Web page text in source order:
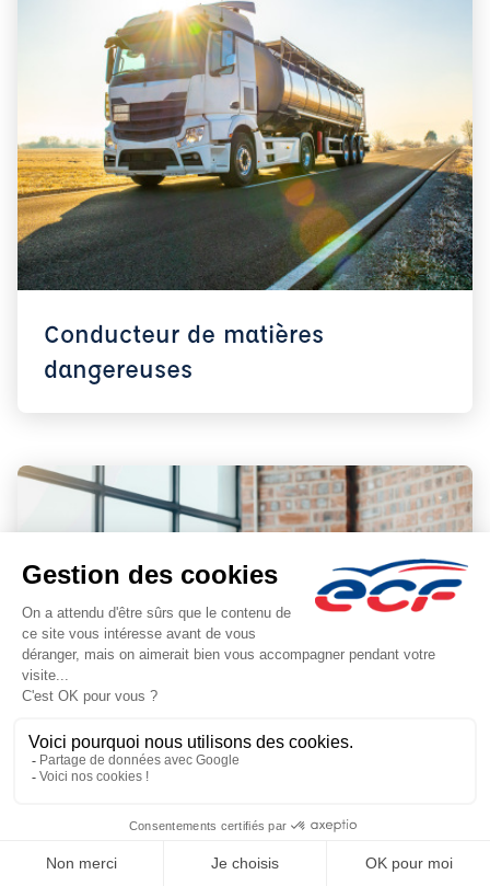
Conducteur de matières
dangereuses
Conseiller à la sécurité pour le